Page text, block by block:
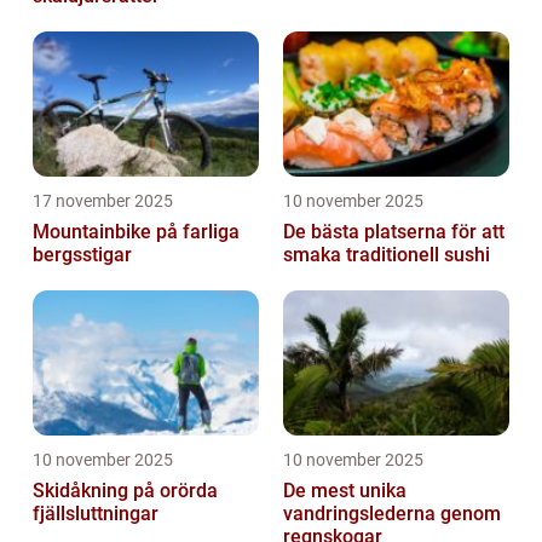
17 november 2025
Mountainbike på farliga
bergsstigar
10 november 2025
De bästa platserna för att
smaka traditionell sushi
10 november 2025
Skidåkning på orörda
fjällsluttningar
10 november 2025
De mest unika
vandringslederna genom
regnskogar